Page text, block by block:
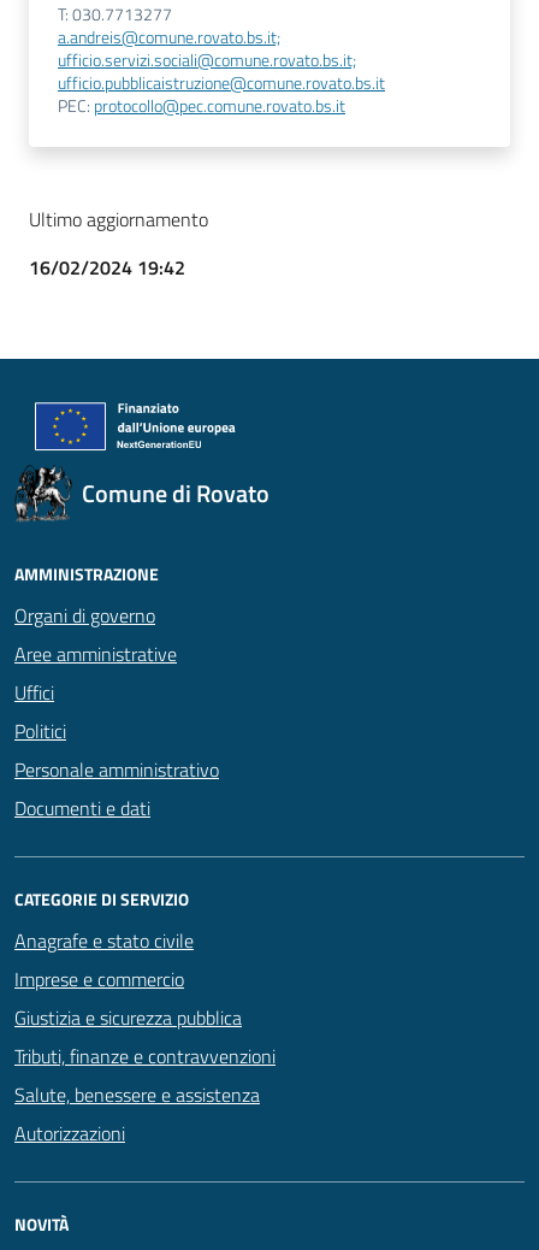
T: 030.7713277
a.andreis@comune.rovato.bs.it;
ufficio.servizi.sociali@comune.rovato.bs.it;
ufficio.pubblicaistruzione@comune.rovato.bs.it
PEC: protocollo@pec.comune.rovato.bs.it
Ultimo aggiornamento
16/02/2024 19:42
Comune di Rovato
AMMINISTRAZIONE
Organi di governo
Aree amministrative
Uffici
Politici
Personale amministrativo
Documenti e dati
CATEGORIE DI SERVIZIO
Anagrafe e stato civile
Imprese e commercio
Giustizia e sicurezza pubblica
Tributi, finanze e contravvenzioni
Salute, benessere e assistenza
Autorizzazioni
NOVITÀ